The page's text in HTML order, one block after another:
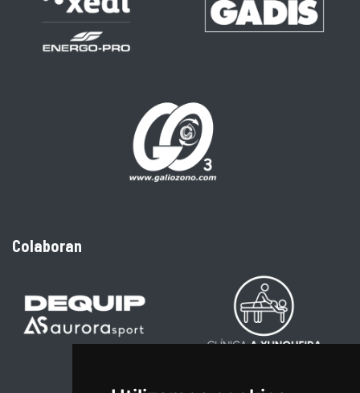
Colaboran